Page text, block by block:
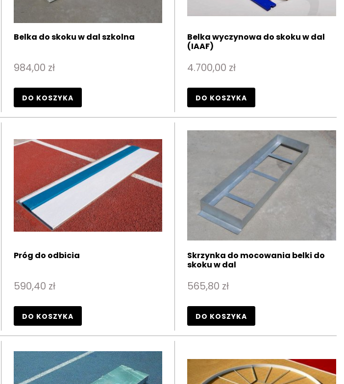
Belka do skoku w dal szkolna
984,00 zł
DO KOSZYKA
Belka wyczynowa do skoku w dal
(IAAF)
4.700,00 zł
DO KOSZYKA
Próg do odbicia
590,40 zł
DO KOSZYKA
Skrzynka do mocowania belki do
skoku w dal
565,80 zł
DO KOSZYKA